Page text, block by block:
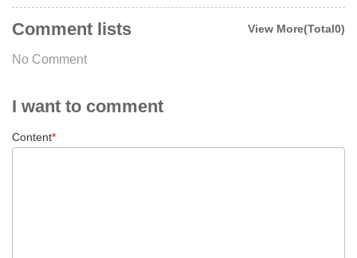
View More(Total0)
Comment lists
No Comment
I want to comment
Content*